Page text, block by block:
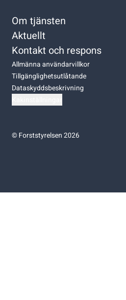
Om tjänsten
Aktuellt
Kontakt och respons
Allmänna användarvillkor
Tillgänglighetsutlåtande
Dataskyddsbeskrivning
©Forststyrelsen 2026